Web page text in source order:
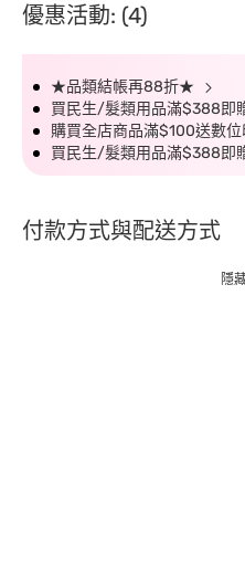
優惠活動: (4)
★品類結帳再88折★
買民生/髮類用品滿$388即
購買全店商品滿$100送數
買民生/髮類用品滿$388即
付款方式與配送方式
隱